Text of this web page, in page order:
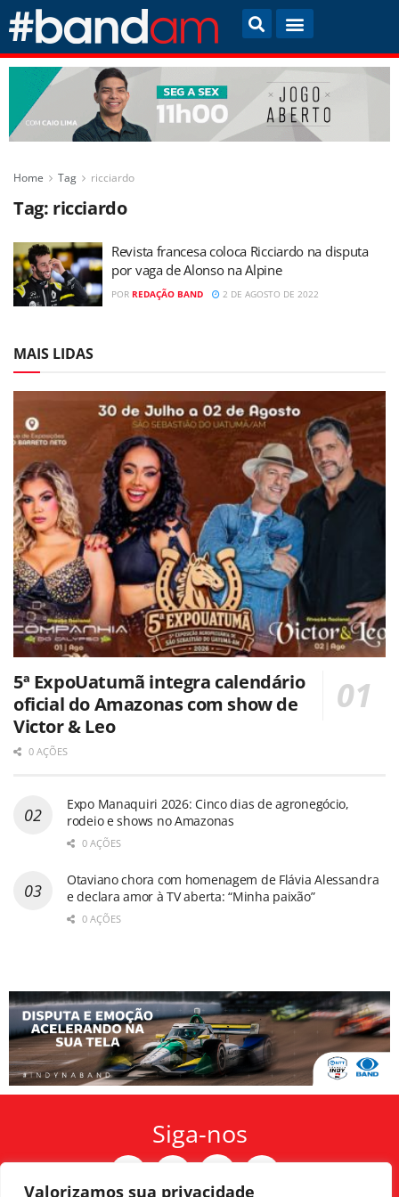
Valorizamos sua privacidade
Home Tag ricciardo
Tag: ricciardo
Revista francesa coloca Ricciardo na disputa
por vaga de Alonso na Alpine
POR REDAÇÃO BAND 2 DE AGOSTO DE 2022
MAIS LIDAS
5ª ExpoUatumã integra calendário
oficial do Amazonas com show de
Victor & Leo
0 AÇÕES
Expo Manaquiri 2026: Cinco dias de agronegócio,
rodeio e shows no Amazonas
0 AÇÕES
Otaviano chora com homenagem de Flávia Alessandra
e declara amor à TV aberta: “Minha paixão”
0 AÇÕES
Siga-nos